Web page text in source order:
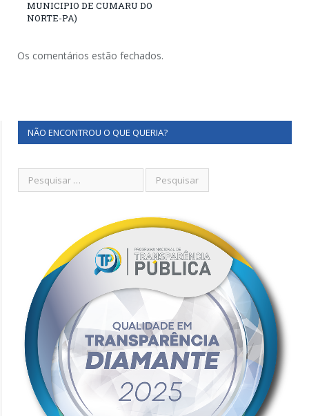
MUNICIPIO DE CUMARU DO
NORTE-PA)
Os comentários estão fechados.
NÃO ENCONTROU O QUE QUERIA?